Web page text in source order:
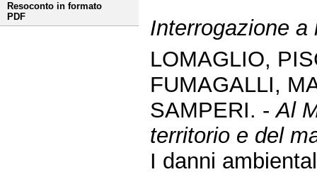
Resoconto in formato
PDF
Interrogazione
LOMAGLIO,
FUMAGALLI,
SAMPERI. -Al
territorio e del
I danni